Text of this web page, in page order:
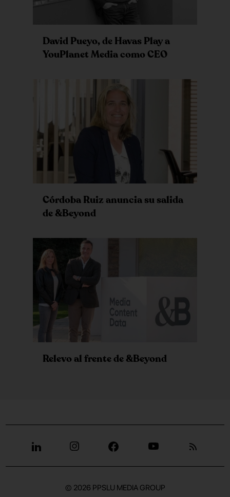
David Pueyo, de Havas Play a
YouPlanet Media como CEO
Córdoba Ruiz anuncia su salida
de &Beyond
Relevo al frente de &Beyond
© 2026 PPSLU MEDIA GROUP